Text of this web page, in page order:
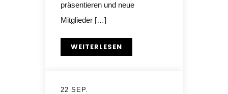
präsentieren und neue
Mitglieder […]
WEITERLESEN
22 SEP.